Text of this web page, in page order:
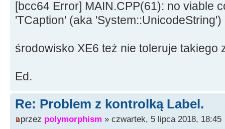
[bcc64 Error] MAIN.CPP(61): no viable
'TCaption' (aka 'System::UnicodeString')
środowisko XE6 też nie toleruje takiego
Ed.
Re: Problem z kontrolką Label.
przez polymorphism » czwartek, 5 lipca 2018, 18:45